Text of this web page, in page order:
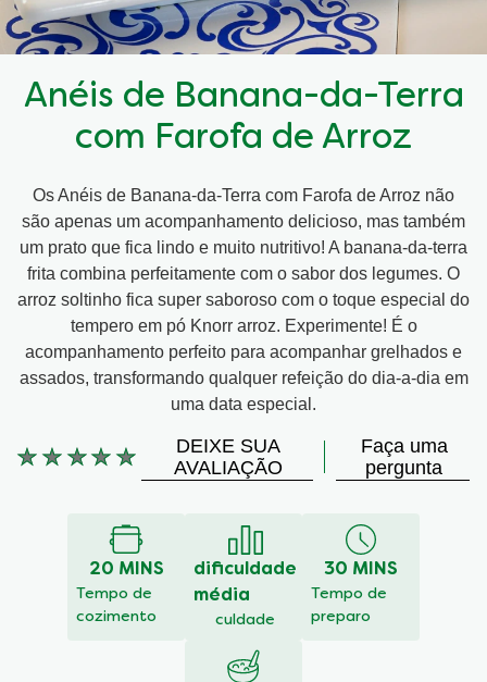
Anéis de Banana-da-Terra
com Farofa de Arroz
Os Anéis de Banana-da-Terra com Farofa de Arroz não
são apenas um acompanhamento delicioso, mas também
um prato que fica lindo e muito nutritivo! A banana-da-terra
frita combina perfeitamente com o sabor dos legumes. O
arroz soltinho fica super saboroso com o toque especial do
tempero em pó Knorr arroz. Experimente! É o
acompanhamento perfeito para acompanhar grelhados e
assados, transformando qualquer refeição do dia-a-dia em
uma data especial.
Nenhuma
DEIXE SUA
AVALIAÇÃO
Faça uma
pergunta
20 MINS
Tempo de
cozimento
dificuldade
média
culdade
30 MINS
Tempo de
preparo